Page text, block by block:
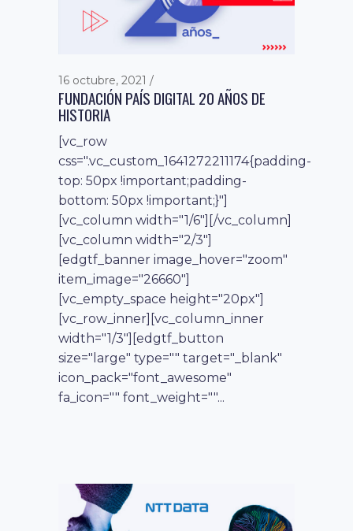
16 octubre, 2021
FUNDACIÓN PAÍS DIGITAL 20 AÑOS DE
HISTORIA
[vc_row
css=".vc_custom_1641272211174{padding-
top: 50px !important;padding-
bottom: 50px !important;}"]
[vc_column width="1/6"][/vc_column]
[vc_column width="2/3"]
[edgtf_banner image_hover="zoom"
item_image="26660"]
[vc_empty_space height="20px"]
[vc_row_inner][vc_column_inner
width="1/3"][edgtf_button
size="large" type="" target="_blank"
icon_pack="font_awesome"
fa_icon="" font_weight=""...